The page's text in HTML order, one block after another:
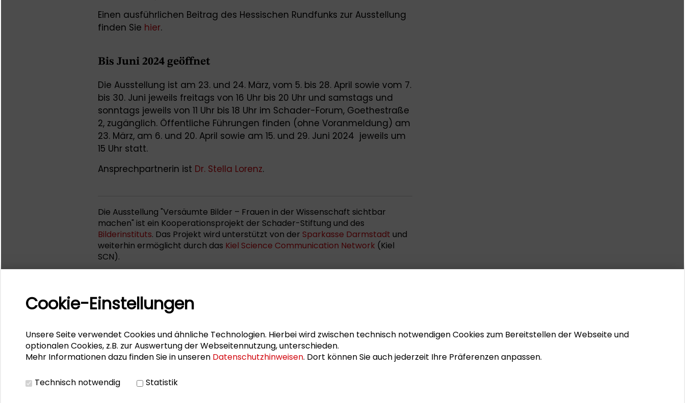
Einen ausführlichen Beitrag des Hessischen Rundfunks zur Ausstellung
finden Sie hier.
Bis Juni 2024 geöffnet
Die Ausstellung ist am 23. und 24. März, vom 5. bis 28. April sowie vom 7.
bis 30. Juni jeweils freitags von 16 Uhr bis 20 Uhr und samstags und
sonntags jeweils von 11 Uhr bis 18 Uhr im Schader-Forum, Goethestraße
2, zugänglich. Öffentliche Führungen finden (ohne Voranmeldung) am
23. März, am 6. und 20. April sowie am 15. und 29. Juni 2024 jeweils um
15 Uhr statt.
Ansprechpartnerin ist Dr. Stella Lorenz.
Die Ausstellung "Versäumte Bilder – Frauen in der Wissenschaft sichtbar
machen" ist ein Kooperationsprojekt der Schader-Stiftung und des
Bilderinstituts. Das Projekt wird unterstützt von der Sparkasse Darmstadt und
weiterhin ermöglicht durch das Kiel Science Communication Network (Kiel
SCN).
Cookie-Einstellungen
Unsere Seite verwendet Cookies und ähnliche Technologien. Hierbei wird zwischen technisch notwendigen Cookies zum Bereitstellen der Webseite und
optionalen Cookies, z.B. zur Auswertung der Webseitennutzung, unterschieden.
Mehr Informationen dazu finden Sie in unseren Datenschutzhinweisen. Dort können Sie auch jederzeit Ihre Präferenzen anpassen.
Technisch notwendig Statistik